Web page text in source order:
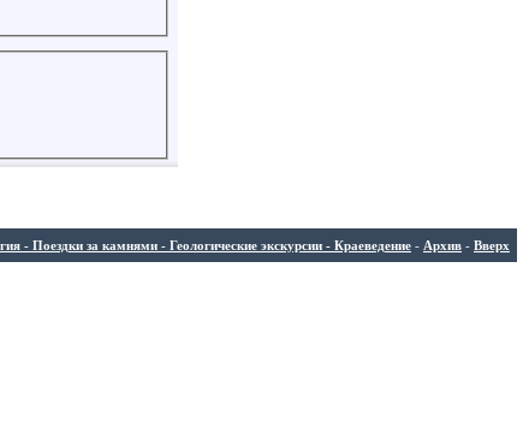
Поездки за камнями - Геологические экскурсии - Краеведение - Архив - Вверх